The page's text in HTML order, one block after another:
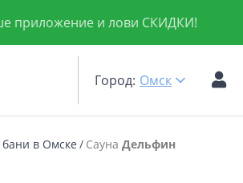
приложение и лови СКИДКИ!
Город: Омск
в Омске Сауна Дельфин